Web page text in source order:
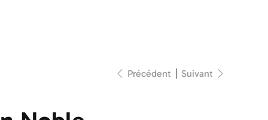
Précédent Suivant